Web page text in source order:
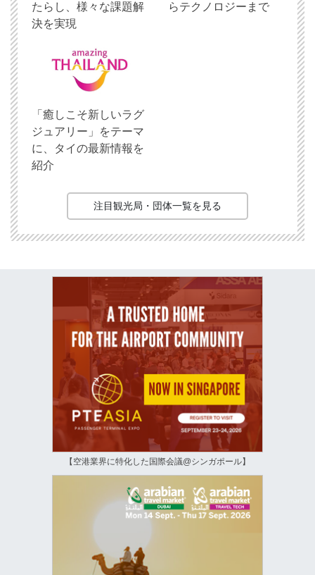
たらし、様々な課題解
決を実現
らテクノロジーまで
「癒しこそ新しいラグ
ジュアリー」をテーマ
に、タイの最新情報を
紹介
注目観光局・団体一覧を見る
【空港業界に特化した国際会議@シンガポール】